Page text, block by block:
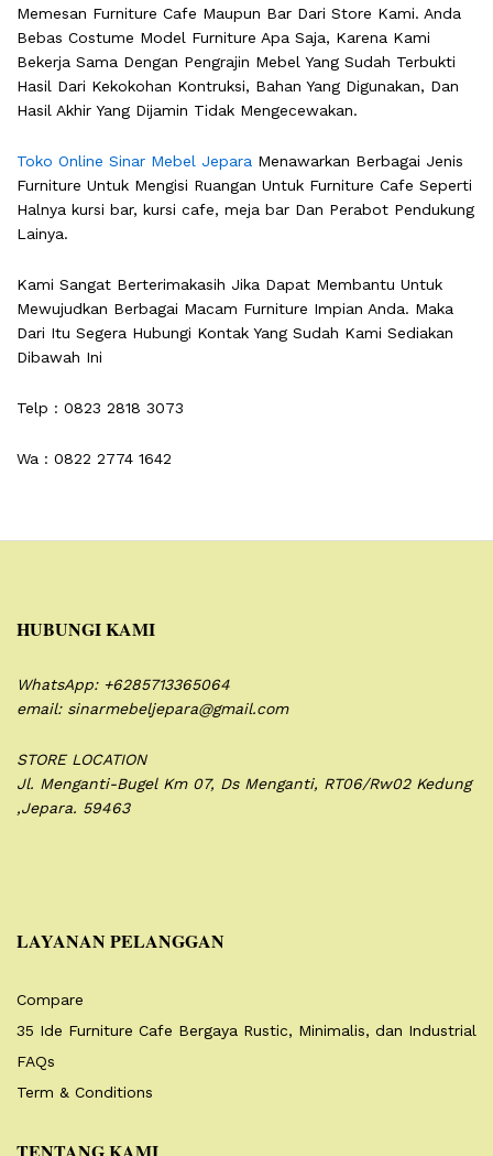
Memesan Furniture Cafe Maupun Bar Dari Store Kami. Anda
Bebas Costume Model Furniture Apa Saja, Karena Kami
Bekerja Sama Dengan Pengrajin Mebel Yang Sudah Terbukti
Hasil Dari Kekokohan Kontruksi, Bahan Yang Digunakan, Dan
Hasil Akhir Yang Dijamin Tidak Mengecewakan.
Toko Online Sinar Mebel Jepara Menawarkan Berbagai Jenis
Furniture Untuk Mengisi Ruangan Untuk Furniture Cafe Seperti
Halnya kursi bar, kursi cafe, meja bar Dan Perabot Pendukung
Lainya.
Kami Sangat Berterimakasih Jika Dapat Membantu Untuk
Mewujudkan Berbagai Macam Furniture Impian Anda. Maka
Dari Itu Segera Hubungi Kontak Yang Sudah Kami Sediakan
Dibawah Ini
Telp : 0823 2818 3073
Wa : 0822 2774 1642
HUBUNGI KAMI
WhatsApp: +6285713365064
email: sinarmebeljepara@gmail.com
STORE LOCATION
Jl. Menganti-Bugel Km 07, Ds Menganti, RT06/Rw02 Kedung
,Jepara. 59463
LAYANAN PELANGGAN
Compare
35 Ide Furniture Cafe Bergaya Rustic, Minimalis, dan Industrial
FAQs
Term & Conditions
TENTANG KAMI